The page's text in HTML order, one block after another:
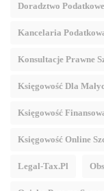
Doradztwo
Kancelaria
Konsultacje Prawne
Księgowość Dla
Księgowość
Księgowość Online
Legal-Tax.pl